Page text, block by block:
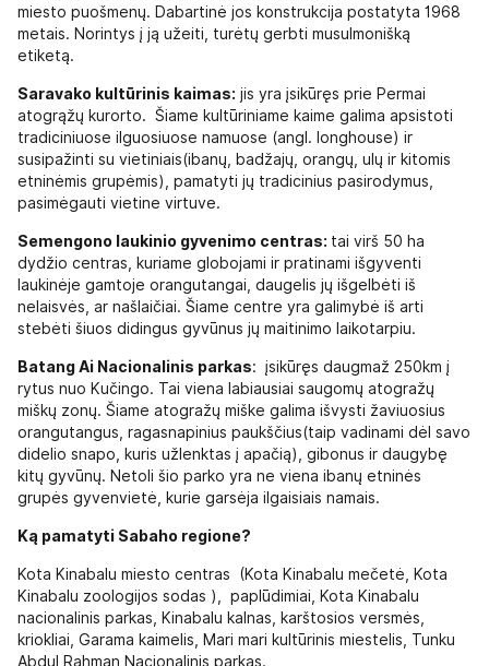
miesto puošmenų. Dabartinė jos konstrukcija postatyta 1968
metais. Norintys į ją užeiti, turėtų gerbti musulmonišką
etiketą.
Saravako kultūrinis kaimas: jis yra įsikūręs prie Permai
atogrąžų kurorto. Šiame kultūriniame kaime galima apsistoti
tradiciniuose ilguosiuose namuose (angl. longhouse) ir
susipažinti su vietiniais(ibanų, badžajų, orangų, ulų ir kitomis
etninėmis grupėmis), pamatyti jų tradicinius pasirodymus,
pasimėgauti vietine virtuve.
Semengono laukinio gyvenimo centras: tai virš 50 ha
dydžio centras, kuriame globojami ir pratinami išgyventi
laukinėje gamtoje orangutangai, daugelis jų išgelbėti iš
nelaisvės, ar našlaičiai. Šiame centre yra galimybė iš arti
stebėti šiuos didingus gyvūnus jų maitinimo laikotarpiu.
Batang Ai Nacionalinis parkas: įsikūręs daugmaž 250km į
rytus nuo Kučingo. Tai viena labiausiai saugomų atogražų
miškų zonų. Šiame atogražų miške galima išvysti žaviuosius
orangutangus, ragasnapinius paukščius(taip vadinami dėl savo
didelio snapo, kuris užlenktas į apačią), gibonus ir daugybę
kitų gyvūnų. Netoli šio parko yra ne viena ibanų etninės
grupės gyvenvietė, kurie garsėja ilgaisiais namais.
Ką pamatyti Sabaho regione?
Kota Kinabalu miesto centras (Kota Kinabalu mečetė, Kota
Kinabalu zoologijos sodas ), paplūdimiai, Kota Kinabalu
nacionalinis parkas, Kinabalu kalnas, karštosios versmės,
kriokliai, Garama kaimelis, Mari mari kultūrinis miestelis, Tunku
Abdul Rahman Nacionalinis parkas.